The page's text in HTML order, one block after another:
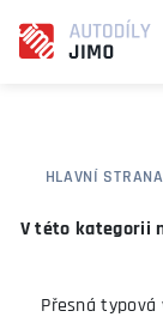
HLAVNÍ STRANA
V této kategorii
Přesná